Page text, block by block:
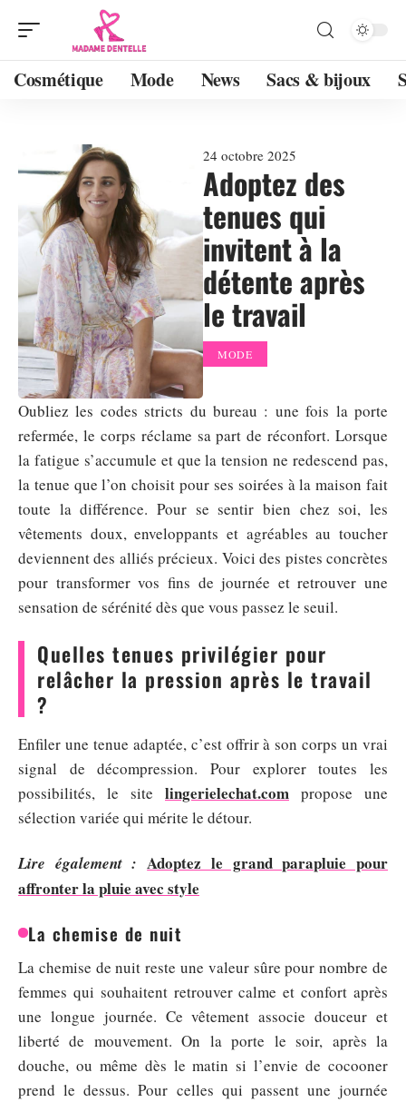
Cosmétique Mode News Sacs & bijoux
24 octobre 2025
Adoptez des
tenues qui
invitent à la
détente après
le travail
MODE
Oubliez les codes stricts du bureau : une fois la porte
refermée, le corps réclame sa part de réconfort. Lorsque
la fatigue s’accumule et que la tension ne redescend pas,
la tenue que l’on choisit pour ses soirées à la maison fait
toute la différence. Pour se sentir bien chez soi, les
vêtements doux, enveloppants et agréables au toucher
deviennent des alliés précieux. Voici des pistes concrètes
pour transformer vos fins de journée et retrouver une
sensation de sérénité dès que vous passez le seuil.
Quelles tenues privilégier pour
relâcher la pression après le travail
?
Enfiler une tenue adaptée, c’est offrir à son corps un vrai
signal de décompression. Pour explorer toutes les
possibilités, le site lingerielechat.com propose une
sélection variée qui mérite le détour.
Lire également : Adoptez le grand parapluie pour
affronter la pluie avec style
La chemise de nuit
La chemise de nuit reste une valeur sûre pour nombre de
femmes qui souhaitent retrouver calme et confort après
une longue journée. Ce vêtement associe douceur et
liberté de mouvement. On la porte le soir, après la
douche, ou même dès le matin si l’envie de cocooner
prend le dessus. Pour celles qui passent une journée